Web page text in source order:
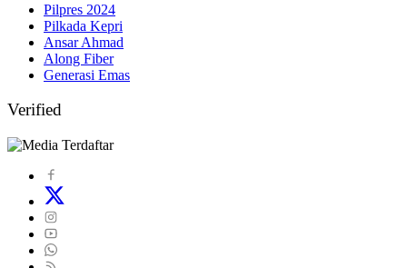
Pilpres 2024
Pilkada Kepri
Ansar Ahmad
Along Fiber
Generasi Emas
Verified